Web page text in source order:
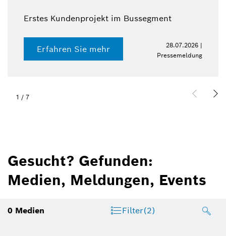
Erstes Kundenprojekt im Bussegment
Erfahren Sie mehr
28.07.2026 |
Pressemeldung
1 / 7
Gesucht? Gefunden:
Medien, Meldungen, Events
0 Medien Filter(2)